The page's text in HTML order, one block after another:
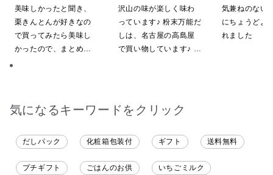
【ポイントキ
施中】【のし
グ・化粧箱詰
気兼ねのない
にちょうどよ
れました
【ポイントキャンペーン実
施中】【のし・ラッピン
グ・化粧箱詰め不可】
沢山の味が楽しく味わ
っています♪ 粉末万能だ
しは、名古屋の高島屋
で買い物しています♪ と
日]絹ごしなめらか 栗き
んとんゼリー 81g【季節
限定】
美味しかったと聞き、
栗きんとんが好きなの
で買ってみたら美味し
かったので、まとめ買
気になるキーワードをクリック
だしパック 化粧箱包装付 ギフト 送料無料
プチギフト ごはんのお供 いちごミルク